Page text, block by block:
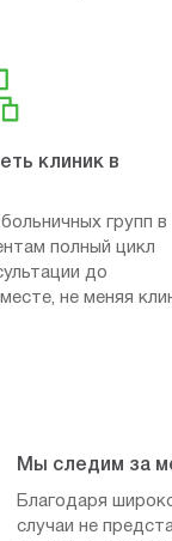
клиник в
групп в
полный цикл
до
не меняя
Мы следим за
Благодаря
случаи не